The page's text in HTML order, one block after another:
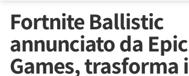
Fortnite Ballistic
annunciato da Epic
Games, trasforma